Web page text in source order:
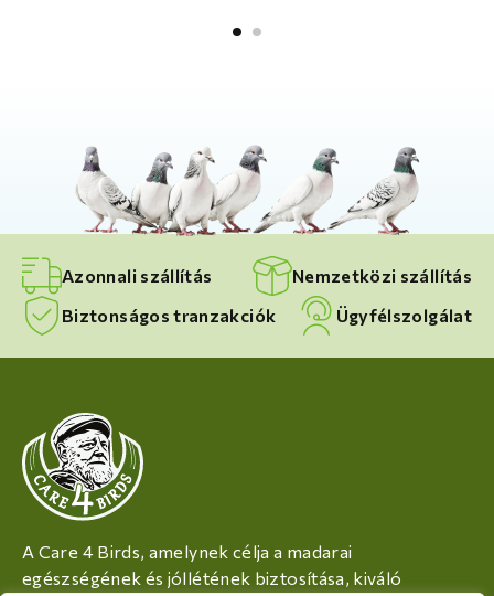
Azonnali szállítás
Nemzetközi szállítás
Biztonságos tranzakciók
Ügyfélszolgálat
A Care 4 Birds, amelynek célja a madarai
egészségének és jóllétének biztosítása, kiváló